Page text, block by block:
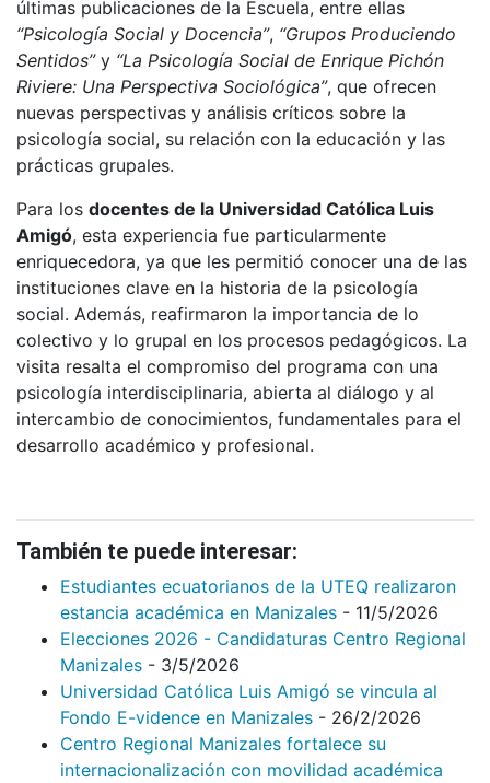
últimas publicaciones de la Escuela, entre ellas
“Psicología Social y Docencia”, “Grupos Produciendo
Sentidos”y “La Psicología Social de Enrique Pichón
Riviere: Una Perspectiva Sociológica”, que ofrecen
nuevas perspectivas y análisis críticos sobre la
psicología social, su relación con la educación y las
prácticas grupales.
Para los docentes de la Universidad Católica Luis
Amigó, esta experiencia fue particularmente
enriquecedora, ya que les permitió conocer una de las
instituciones clave en la historia de la psicología
social. Además, reafirmaron la importancia de lo
colectivo y lo grupal en los procesos pedagógicos. La
visita resalta el compromiso del programa con una
psicología interdisciplinaria, abierta al diálogo y al
intercambio de conocimientos, fundamentales para el
desarrollo académico y profesional.
También te puede interesar:
Estudiantes ecuatorianos de la UTEQ realizaron
estancia académica en Manizales - 11/5/2026
Elecciones 2026 - Candidaturas Centro Regional
Manizales - 3/5/2026
Universidad Católica Luis Amigó se vincula al
Fondo E-vidence en Manizales - 26/2/2026
Centro Regional Manizales fortalece su
internacionalización con movilidad académica